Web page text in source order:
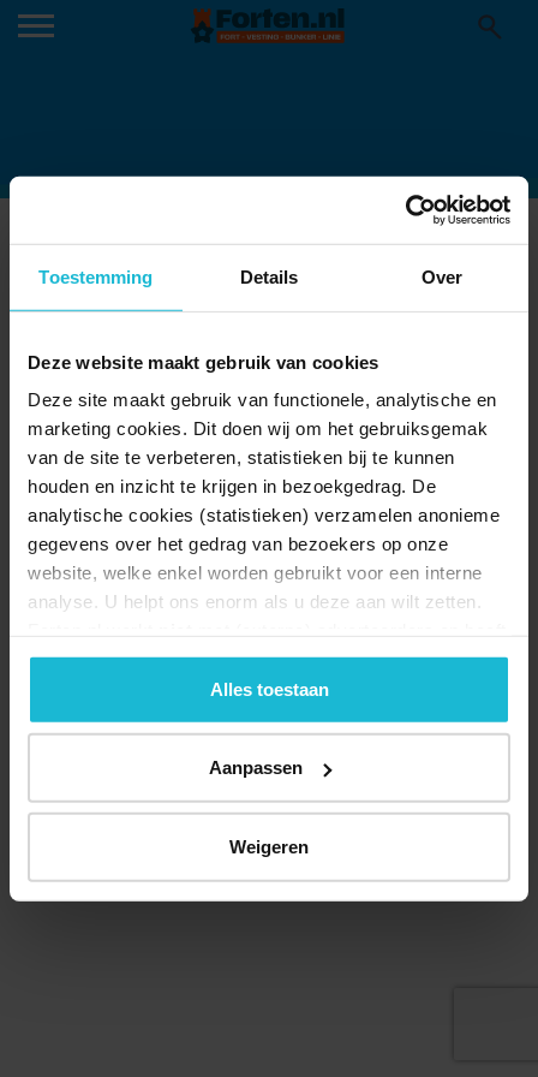
Toestemming Details Over
Deze website maakt gebruik van cookies
Deze site maakt gebruik van functionele, analytische en
marketing cookies. Dit doen wij om het gebruiksgemak
van de site te verbeteren, statistieken bij te kunnen
houden en inzicht te krijgen in bezoekgedrag. De
analytische cookies (statistieken) verzamelen anonieme
gegevens over het gedrag van bezoekers op onze
website, welke enkel worden gebruikt voor een interne
analyse. U helpt ons enorm als u deze aan wilt zetten.
geen commerciële doelstelling. U kunt deze cookies via
de knoppen accepteren, beheren of weigeren.
Alles toestaan
Aanpassen
Weigeren
NTC BUNKER GOUDA-3
© 2026 Stichting Forten Nederland
Doneer nu Disclaimer